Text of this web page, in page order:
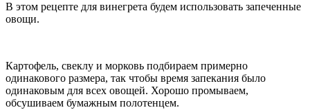
В этом рецепте для винегрета будем использовать запеченные
овощи.
Картофель, свеклу и морковь подбираем примерно
одинакового размера, так чтобы время запекания было
одинаковым для всех овощей. Хорошо промываем,
обсушиваем бумажным полотенцем.